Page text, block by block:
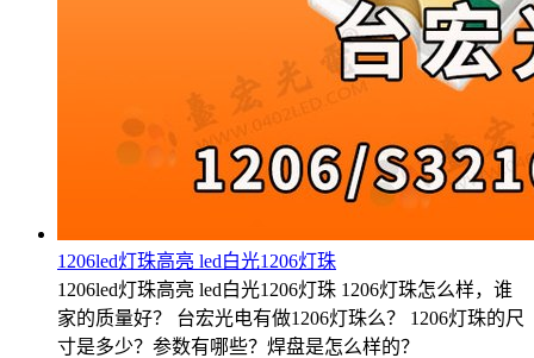
1206led灯珠高亮 led白光1206灯珠
1206led灯珠高亮 led白光1206灯珠 1206灯珠怎么样，谁
家的质量好？ 台宏光电有做1206灯珠么？ 1206灯珠的尺
寸是多少？参数有哪些？焊盘是怎么样的？